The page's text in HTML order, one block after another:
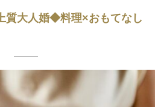
大人婚◆料理×おもてなし